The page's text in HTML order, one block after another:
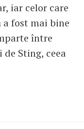
iar celor care
fost mai bine
între
Sting, ceea